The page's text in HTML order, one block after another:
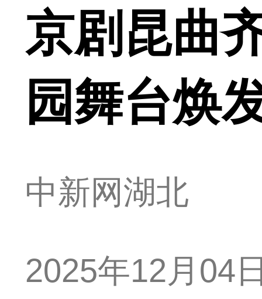
京剧昆曲
园舞台焕
中新网湖北
2025年12月04